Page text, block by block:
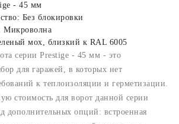
- 45 мм
Без блокировки
Микроволна
мох, близкий к RAL 6005
серии Prestige - 45 мм - это
для гаражей, в которых нет
к теплоизоляции и герметизации.
стоимость для ворот данной серии
дополнительных опций: встроенная